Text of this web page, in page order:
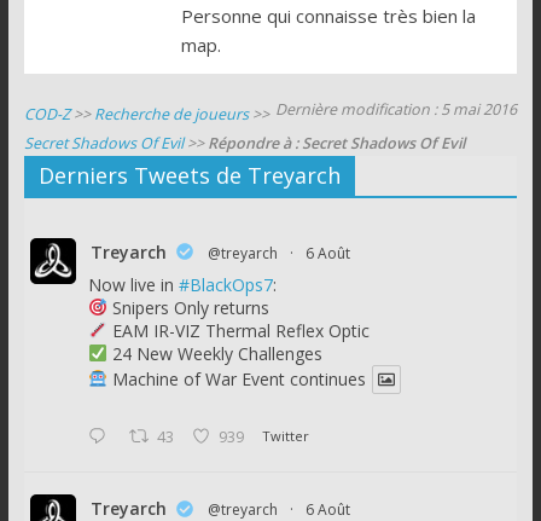
Personne qui connaisse très bien la
map.
Dernière modification : 5 mai 2016
COD-Z>>Recherche de joueurs>>
Secret Shadows Of Evil>>Répondre à : Secret Shadows Of Evil
Derniers Tweets de Treyarch
Treyarch @treyarch · 6 Août
Now live in #BlackOps7:
Snipers Only returns
EAM IR-VIZ Thermal Reflex Optic
24 New Weekly Challenges
Machine of War Event continues
43 939 Twitter
Treyarch @treyarch · 6 Août